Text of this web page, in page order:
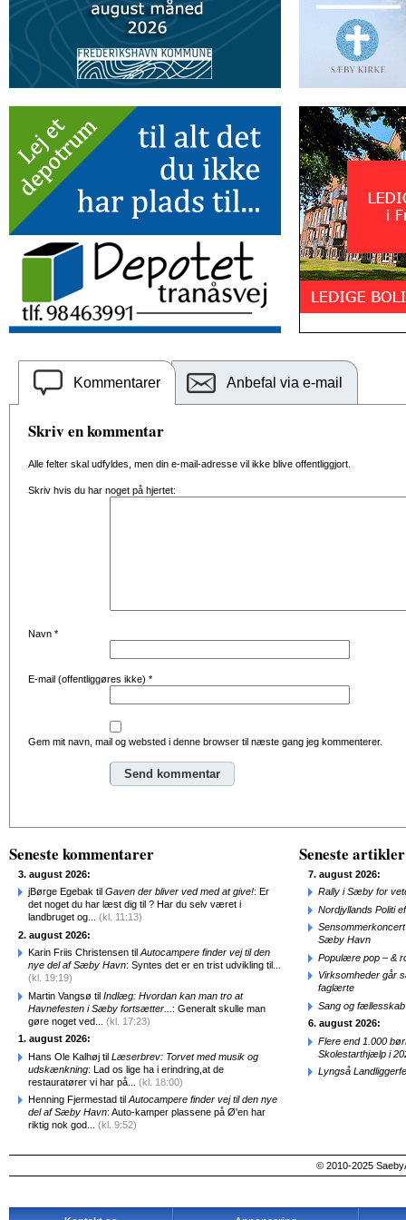
Kommentarer Anbefal via e-mail
Skriv en kommentar
Alle felter skal udfyldes, men din e-mail-adresse vil ikke blive offentliggjort.
Skriv hvis du har noget på hjertet:
Navn *
E-mail (offentliggøres ikke) *
Gem mit navn, mail og websted i denne browser til næste gang jeg kommenterer.
Seneste kommentarer
3. august 2026:
jBørge Egebak til Gaven der bliver ved med at give!: Er
det noget du har læst dig til ? Har du selv været i
landbruget og... (kl. 11:13)
2. august 2026:
Karin Friis Christensen til Autocampere finder vej til den
nye del af Sæby Havn: Syntes det er en trist udvikling til...
(kl. 19:19)
Martin Vangsø til Indlæg: Hvordan kan man tro at
Havnefesten i Sæby fortsætter... : Generalt skulle man
gøre noget ved... (kl. 17:23)
1. august 2026:
Hans Ole Kalhøj til Læserbrev: Torvet med musik og
udskænkning: Lad os lige ha i erindring,at de
restauratører vi har på... (kl. 18:00)
Henning Fjermestad til Autocampere finder vej til den nye
del af Sæby Havn: Auto-kamper plassene på Ø'en har
riktig nok god... (kl. 9:52)
Seneste artikler
7. august 2026:
Rally i Sæby for
Nordjyllands Politi
Sæby Havn
Populære pop – &
Virksomheder går
faglærte
Sang og
6. august 2026:
Flere end 1.000
Skolestarthjælp i
Lyngså
© 2010-2025